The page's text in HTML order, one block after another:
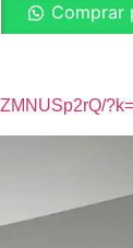
Comprar